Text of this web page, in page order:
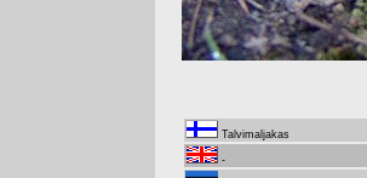
Talvimaljakas
-